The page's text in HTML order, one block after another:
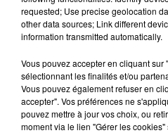
100%
100% Radio l'agenda de
24 décembre 2024 - 4 min 20
L'AGENDA DE
13H40
requested; Use precise geolocation
other data sources; Link different
information transmitted automatically.
Vous pouvez accepter en cliquant sur
sélectionnant les finalités et/ou
Vous pouvez également refuser en
accepter". Vos préférences ne
pouvez mettre à jour vos choix, ou
moment via le lien "Gérer les